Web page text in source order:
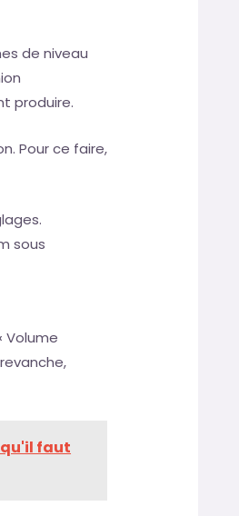
de niveau
produire.
Pour ce faire,
sous
Volume
qu'il faut